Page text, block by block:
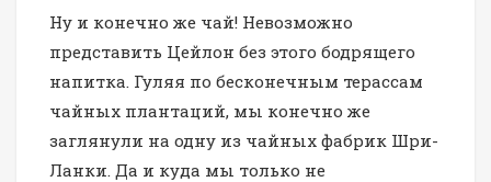
Ну и конечно же чай! Невозможно
представить Цейлон без этого бодрящего
напитка. Гуляя по бесконечным терассам
чайных плантаций, мы конечно же
заглянули на одну из чайных фабрик Шри-
Ланки. Да и куда мы только не